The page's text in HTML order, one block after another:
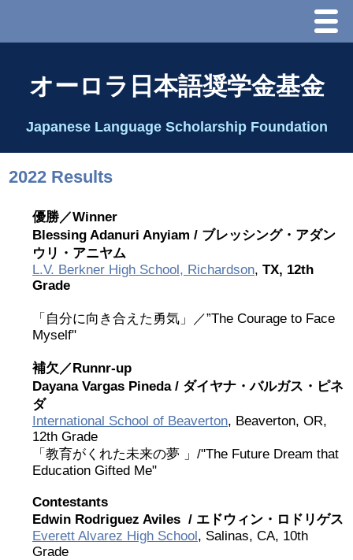
Menu
理事長代行あいさつ
2026 Schedule & Programs
スピーチコンテスト
Speech Contest Information 2024
2026 出場高校生
2024 Results
2023 Results
2022 Results
2021 Results
オーロラ日本語奨学金基金
Japanese Language Scholarship Foundation
2022 Results
優勝／Winner
Blessing Adanuri Anyiam / ブレッシング・アダン
ウリ・アニヤム
L.V. Berkner High School, Richardson, TX, 12th
Grade
「自分に向き合えた勇気」／”The Courage to Face
Myself"
補欠／Runnr-up
Dayana Vargas Pineda / ダイヤナ・バルガス・ピネ
ダ
International School of Beaverton, Beaverton, OR,
12th Grade
「教育がくれた未来の夢 」/"The Future Dream that
Education Gifted Me"
Contestants
Edwin Rodriguez Aviles / エドウィン・ロドリゲス
Everett Alvarez High School, Salinas, CA, 10th
Grade